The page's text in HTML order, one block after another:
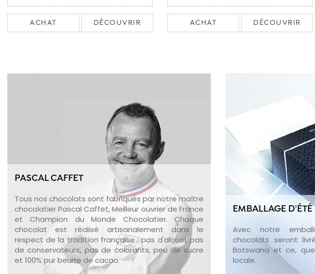
ACHAT DÉCOUVRIR ACHAT DÉCOUVRIR
PASCAL CAFFET
Tous nos chocolats sont fabriqués par notre maître
chocolatier Pascal Caffet, Meilleur ouvrier de France
et Champion du Monde Chocolatier. Chaque
chocolat est réalisé artisanalement dans le
respect de la tradition française : pas d'alcool, pas
de conservateurs, pas de colorants, peu de sucre
et 100% pur beurre de cacao.
EMBALLAGE D'ÉTÉ
Avec notre
chocolats seront
Botswana et ce,
locale.